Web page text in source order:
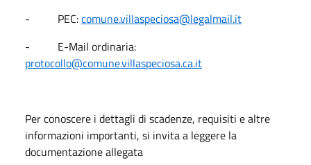
- PEC:comune.villaspeciosa@legalmail.it
- E-Mail ordinaria:
protocollo@comune.villaspeciosa.ca.it
Per conoscere i dettagli di scadenze, requisiti e altre
informazioni importanti, si invita a leggere la
documentazione allegata